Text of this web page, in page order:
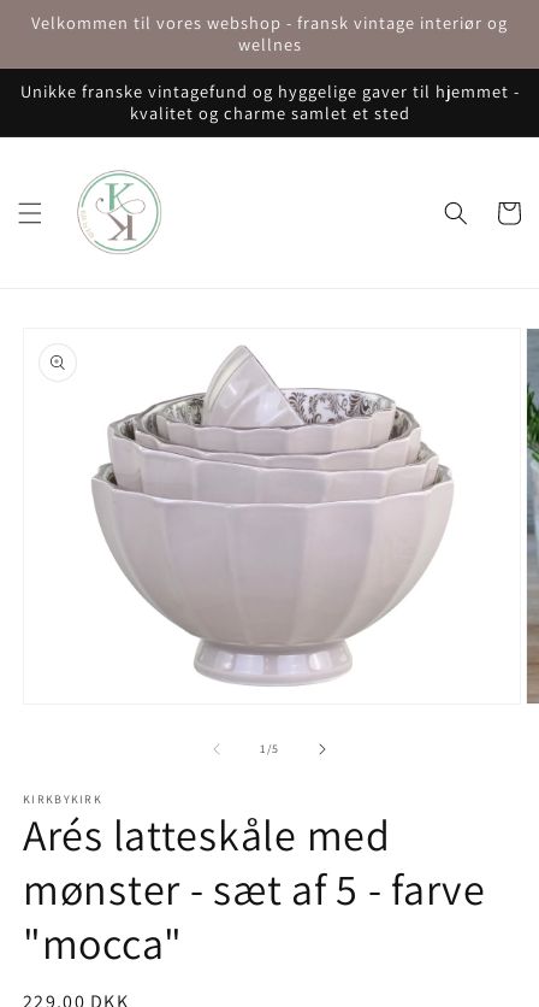
Gå til
Velkommen til vores webshop - fransk vintage interiør og
wellnes
Unikke franske vintagefund og hyggelige gaver til hjemmet -
kvalitet og charme samlet et sted
1/af
5
KIRKBYKIRK
Arés latteskåle med
mønster - sæt af 5 - farve
"mocca"
Normalpris
229,00 DKK